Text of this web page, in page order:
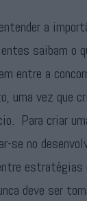
a
saibam o
entre a
uma vez que
Para criar
se no
estratégias
deve ser